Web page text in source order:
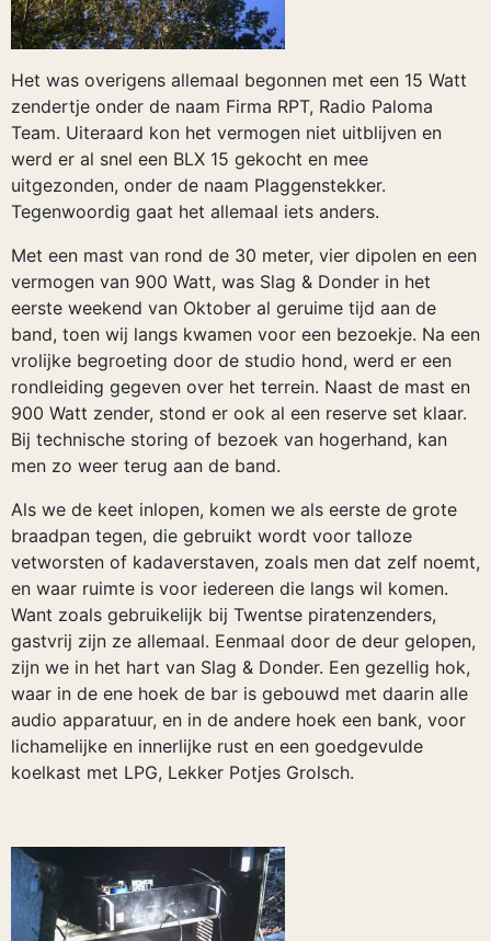
Het was overigens allemaal begonnen met een 15 Watt
zendertje onder de naam Firma RPT, Radio Paloma
Team. Uiteraard kon het vermogen niet uitblijven en
werd er al snel een BLX 15 gekocht en mee
uitgezonden, onder de naam Plaggenstekker.
Tegenwoordig gaat het allemaal iets anders.
Met een mast van rond de 30 meter, vier dipolen en een
vermogen van 900 Watt, was Slag & Donder in het
eerste weekend van Oktober al geruime tijd aan de
band, toen wij langs kwamen voor een bezoekje. Na een
vrolijke begroeting door de studio hond, werd er een
rondleiding gegeven over het terrein. Naast de mast en
900 Watt zender, stond er ook al een reserve set klaar.
Bij technische storing of bezoek van hogerhand, kan
men zo weer terug aan de band.
Als we de keet inlopen, komen we als eerste de grote
braadpan tegen, die gebruikt wordt voor talloze
vetworsten of kadaverstaven, zoals men dat zelf noemt,
en waar ruimte is voor iedereen die langs wil komen.
Want zoals gebruikelijk bij Twentse piratenzenders,
gastvrij zijn ze allemaal. Eenmaal door de deur gelopen,
zijn we in het hart van Slag & Donder. Een gezellig hok,
waar in de ene hoek de bar is gebouwd met daarin alle
audio apparatuur, en in de andere hoek een bank, voor
lichamelijke en innerlijke rust en een goedgevulde
koelkast met LPG, Lekker Potjes Grolsch.